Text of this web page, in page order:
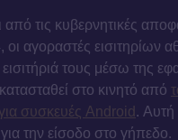
τις κυβερνητικές
αγοραστές εισιτηρίων
τους μέσω της
στο κινητό από
συσκευές Android . Αυτή
την είσοδο στο γήπεδο.